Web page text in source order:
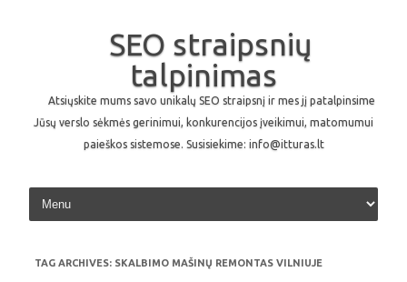
SEO straipsnių
talpinimas
Atsiųskite mums savo unikalų SEO straipsnį ir mes jį patalpinsime
Jūsų verslo sėkmės gerinimui, konkurencijos įveikimui, matomumui
paieškos sistemose. Susisiekime: info@itturas.lt
Skip to content
TAG ARCHIVES: SKALBIMO MAŠINŲ REMONTAS VILNIUJE